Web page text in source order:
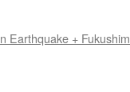
Earthquake +